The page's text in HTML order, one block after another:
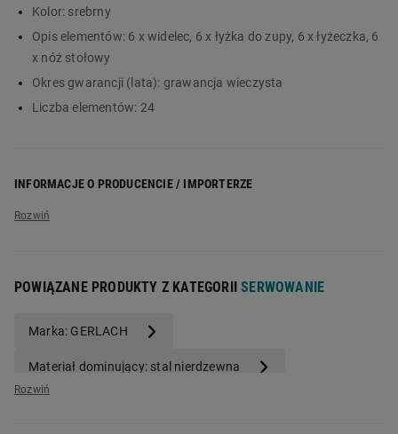
komplet sztućców ze stali nierdzewnej 18/10
zestaw dla 6 osób z 24 elementami
niebanalny design z lśniącym wykończeniem
charakterystyczny motyw płomienia na każdym elemencie
Kolor: srebrny
Opis elementów: 6 x widelec, 6 x łyżka do zupy, 6 x łyżeczka, 6
x nóż stołowy
Okres gwarancji (lata): grawancja wieczysta
Liczba elementów: 24
INFORMACJE O PRODUCENCIE / IMPORTERZE
Nazwa producenta:
POWIĄZANE PRODUKTY Z KATEGORIISERWOWANIE
Marka: GERLACH
Materiał dominujący: stal nierdzewna